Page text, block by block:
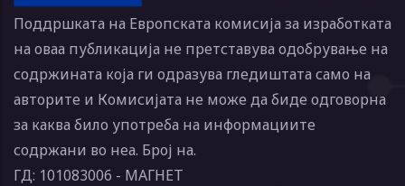
Поддршката на Европската комисија за изработката
на оваа публикација не претставува одобрување на
содржината која ги одразува гледиштата само на
авторите и Комисијата не може да биде одговорна
за каква било употреба на информациите
содржани во неа. Број на.
ГД: 101083006 - МАГНЕТ